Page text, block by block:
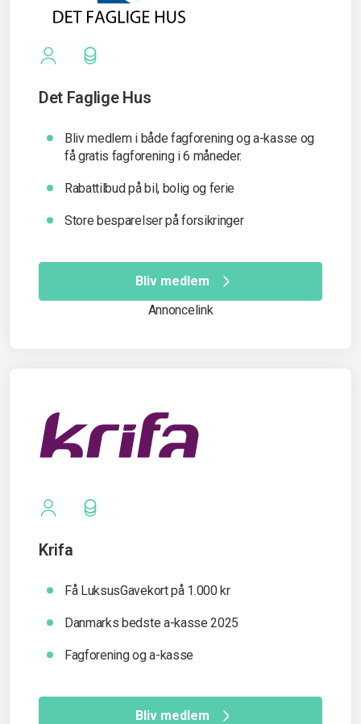
Det Faglige Hus
Bliv medlem i både fagforening og a-kasse og
få gratis fagforening i 6 måneder.
Rabattilbud på bil, bolig og ferie
Store besparelser på forsikringer
Bliv medlem
Annoncelink
Krifa
Få LuksusGavekort på 1.000 kr
Danmarks bedste a-kasse 2025
Fagforening og a-kasse
Bliv medlem